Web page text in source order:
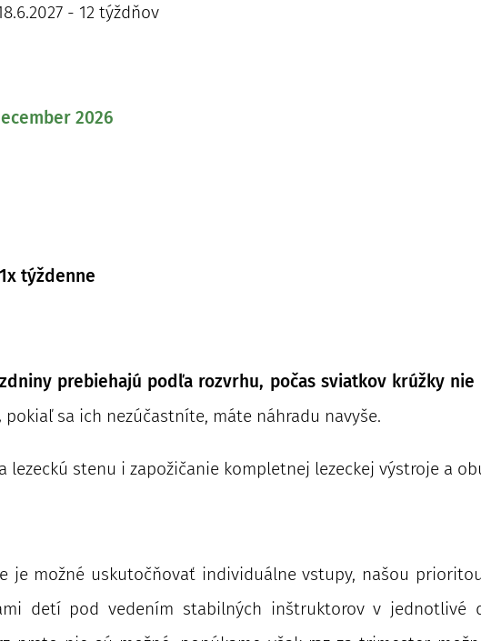
- 12 týždňov
2026
týždenne
prebiehajú podľa rozvrhu, počas sviatkov krúžky nie
pokiaľ sa ich nezúčastníte, máte náhradu navyše.
stenu i zapožičanie kompletnej lezeckej výstroje a
je možné uskutočňovať individuálne vstupy, našou
detí pod vedením stabilných inštruktorov v jednotlivé